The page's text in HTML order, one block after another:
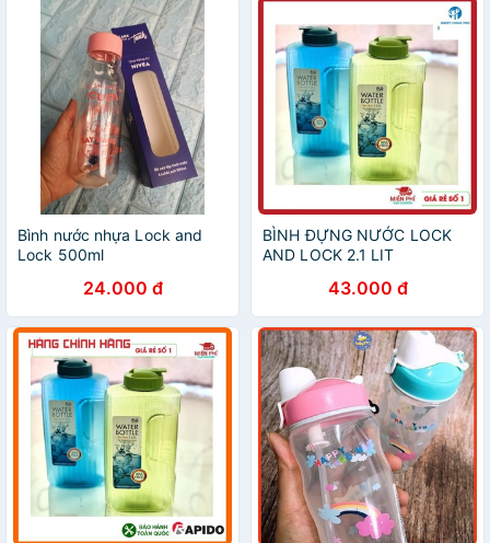
Bình nước nhựa Lock and
Lock 500ml
24.000 đ
BÌNH ĐỰNG NƯỚC LOCK
AND LOCK 2.1 LIT
43.000 đ